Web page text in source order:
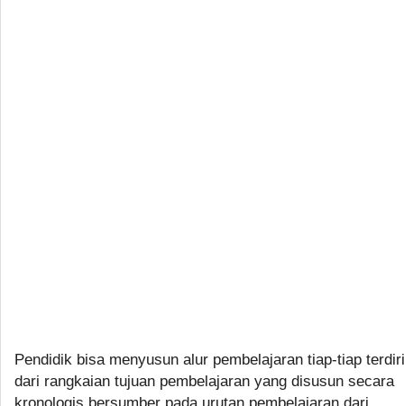
Pendidik bisa menyusun alur pembelajaran tiap-tiap terdiri
dari rangkaian tujuan pembelajaran yang disusun secara